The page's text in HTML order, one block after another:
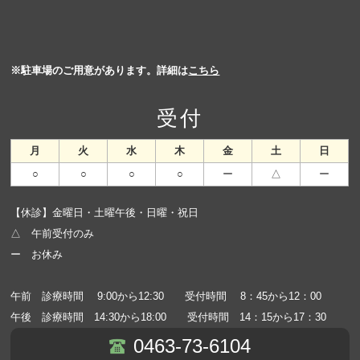
※駐車場のご用意があります。詳細はこちら
受付
月 火 水 木 金 土
日
○
○ ○ ○ ー △ ー
【休診】金曜日・土曜午後・日曜・祝日
△ 午前受付のみ
ー お休み
午前 診療時間 9:00から12:30 受付時間 8：45から12：00
午後 診療時間 14:30から18:00 受付時間 14：15から17：30
0463-73-6104